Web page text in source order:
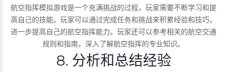
航空指挥模拟游戏是一个充满挑战的过程，玩家需要不断学习和提
高自己的技能。玩家可以通过完成任务和挑战来积累经验和技巧，
进一步提高自己的航空指挥能力。玩家还可以参考相关的航空交通
规则和指南，深入了解航空指挥的专业知识。
8. 分析和总结经验